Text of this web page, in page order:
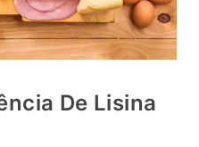
De Lisina